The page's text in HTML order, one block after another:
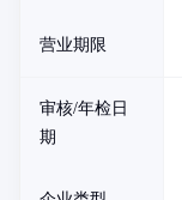
营业期限
审核/年检日
期